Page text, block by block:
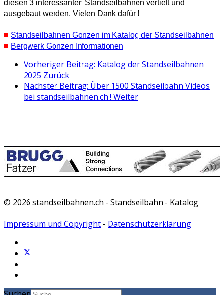
diesen 3 interessanten Standseilbahnen vertieft und
ausgebaut werden. Vielen Dank dafür !
■ Standseilbahnen Gonzen im Katalog der Standseilbahnen
■ Bergwerk Gonzen Informationen
Vorheriger Beitrag: Katalog der Standseilbahnen
2025 Zurück
Nächster Beitrag: Über 1500 Standseilbahn Videos
bei standseilbahnen.ch ! Weiter
© 2026 standseilbahnen.ch - Standseilbahn - Katalog
Impressum und Copyright - Datenschutzerklärung